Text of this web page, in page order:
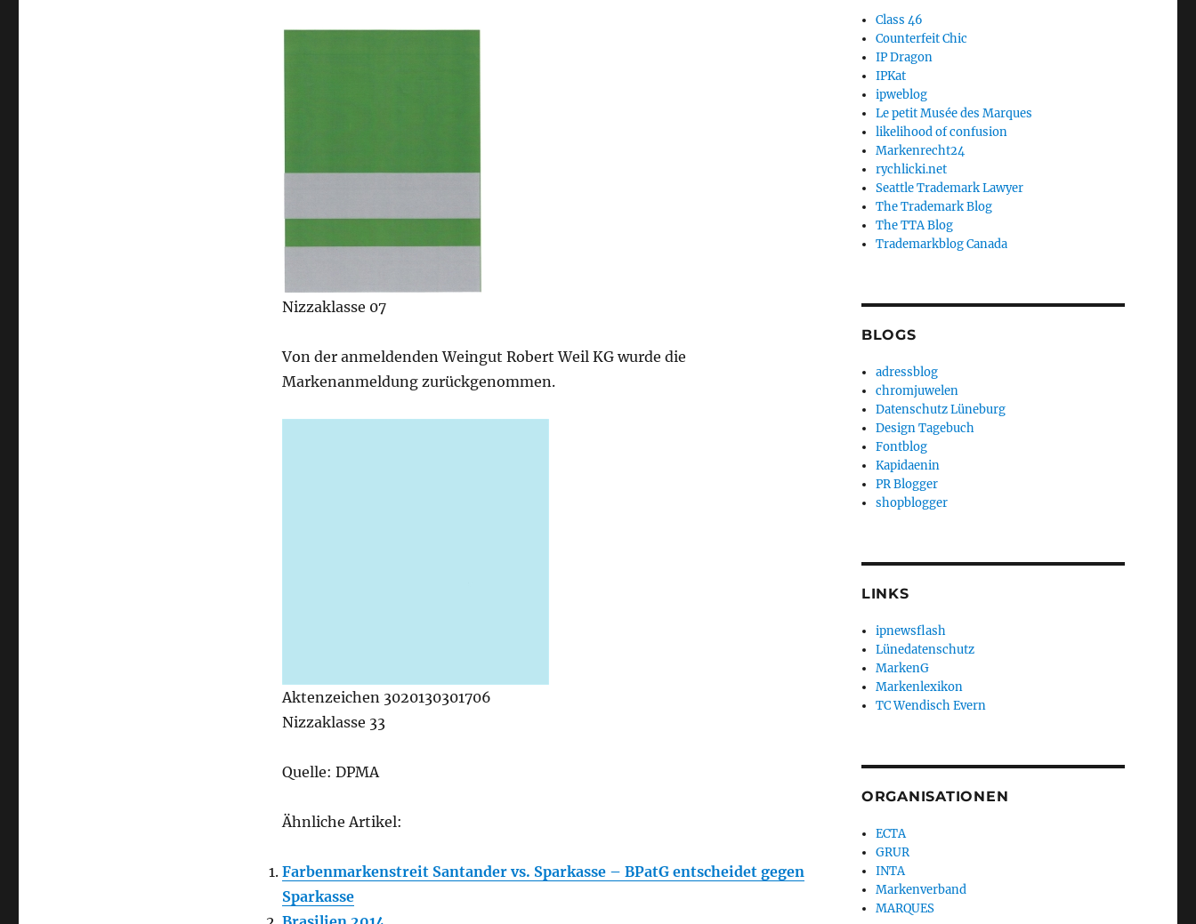
Nizzaklasse 07
Von der anmeldenden Weingut Robert Weil KG wurde die
Markenanmeldung zurückgenommen.
Aktenzeichen 3020130301706
Nizzaklasse 33
Quelle: DPMA
Ähnliche Artikel:
Farbenmarkenstreit Santander vs. Sparkasse – BPatG entscheidet gegen
Sparkasse
Class 46
Counterfeit Chic
IP Dragon
IPKat
ipweblog
Le petit Musée des Marques
likelihood of confusion
Markenrecht24
rychlicki.net
Seattle Trademark Lawyer
The Trademark Blog
The TTA Blog
Trademarkblog Canada
BLOGS
adressblog
chromjuwelen
Datenschutz Lüneburg
Design Tagebuch
Fontblog
Kapidaenin
PR Blogger
shopblogger
LINKS
ipnewsflash
Lünedatenschutz
MarkenG
Markenlexikon
TC Wendisch Evern
ORGANISATIONEN
ECTA
GRUR
INTA
Markenverband
MARQUES